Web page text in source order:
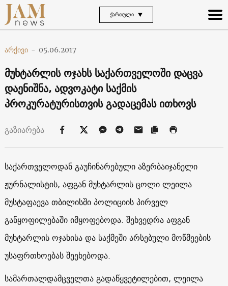
ᲥᲐᲠᲗᲣᲚᲘ
არქივი - 05.06.2017
მუხტარლის ოჯახს საქართველოში დაცვა
დაენიშნა, ადვოკატი საქმის
პროკურატურისთვის გადაცემას ითხოვს
გაზიარება
საქართველოდან გაუჩინარებული აზერბაიჯანელი
ჟურნალისტის, აფგან მუხტარლის ცოლი ლეილა
მუსტაფაევა თბილისში პოლიციის პირველ
განყოფილებაში იმყოფებოდა. შეხვედრა აფგან
მუხტარლის ოჯახისა და საქმეში არსებული მოწმეების
უსაფრთხოებას შეეხებოდა.
სამართალდამცველთა გადაწყვეტილებით, ლეილა